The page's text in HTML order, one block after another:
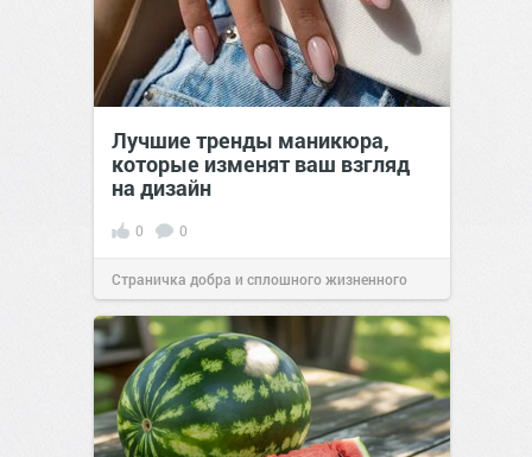
Лучшие тренды маникюра,
которые изменят ваш взгляд
на дизайн
0 0
Страничка добра и сплошного жизненного
позитива!00:29Сегодня